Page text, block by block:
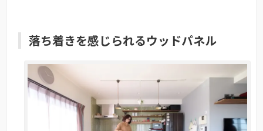
落ち着きを感じられるウッドパネル